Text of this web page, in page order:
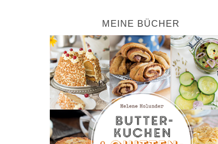
MEINE BÜCHER